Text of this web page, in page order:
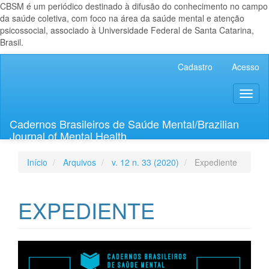
CBSM é um periódico destinado à difusão do conhecimento no campo
da saúde coletiva, com foco na área da saúde mental e atenção
psicossocial, associado à Universidade Federal de Santa Catarina,
Brasil.
Lateral
Cadastro Acesso
Cadernos Brasileiros de Saúde Mental/Brazilian
Journal of Mental Health
Início Arquivos v. 12 n. 33 (2020) Expediente
EXPEDIENTE
Barra